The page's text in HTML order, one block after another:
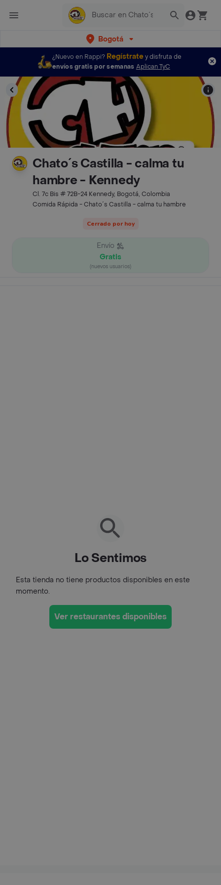
Bogotá
¿Nuevo en Rappi? Regístratey disfruta de
envíos gratis por semanas Aplican TyC
Chato´s Castilla - calma tu
hambre - Kennedy
Cl. 7c Bis # 72B-24 Kennedy, Bogotá, Colombia
Comida Rápida - Chato´s Castilla - calma tu hambre
Cerrado por hoy
Envío
Gratis
(nuevos usuarios)
Lo Sentimos
Esta tienda no tiene productos disponibles en este
momento.
Ver restaurantes disponibles